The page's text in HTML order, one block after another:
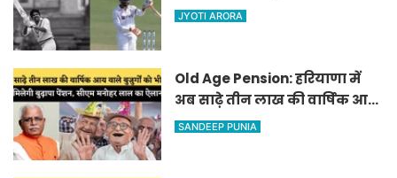
जडेजा, ऐसा करने वाले बने मात्र
JYOTI ARORA
Old Age Pension: हरियाणा में
अब साढ़े तीन लाख की वार्षिक आय
वाले बुजुर्गों को भी मिलेगी बुढ़ापा
SANDEEP PUNIA